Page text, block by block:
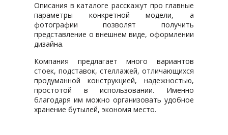
Описания в каталоге расскажут про главные
параметры конкретной модели, а
фотографии позволят получить
представление о внешнем виде, оформлении
дизайна.
Компания предлагает много вариантов
стоек, подставок, стеллажей, отличающихся
продуманной конструкцией, надежностью,
простотой в использовании. Именно
благодаря им можно организовать удобное
хранение бутылей, экономя место.